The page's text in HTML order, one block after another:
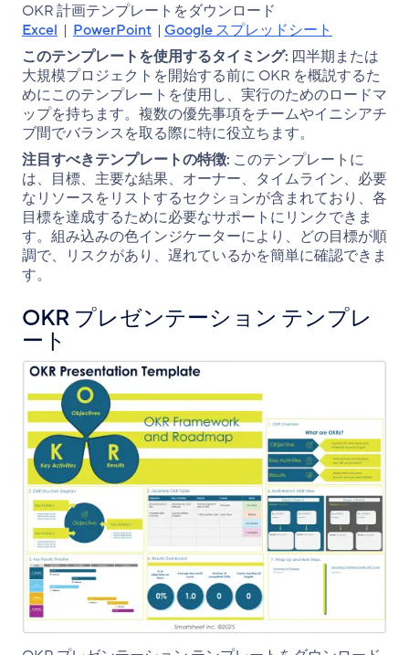
OKR 計画テンプレートをダウンロード
Excel | PowerPoint | Google スプレッドシート
このテンプレートを使用するタイミング: 四半期または
大規模プロジェクトを開始する前に OKR を概説するた
めにこのテンプレートを使用し、実行のためのロードマ
ップを持ちます。複数の優先事項をチームやイニシアチ
ブ間でバランスを取る際に特に役立ちます。
注目すべきテンプレートの特徴: このテンプレートに
は、目標、主要な結果、オーナー、タイムライン、必要
なリソースをリストするセクションが含まれており、各
目標を達成するために必要なサポートにリンクできま
す。組み込みの色インジケーターにより、どの目標が順
調で、リスクがあり、遅れているかを簡単に確認できま
す。
OKR プレゼンテーション テンプレ
ート